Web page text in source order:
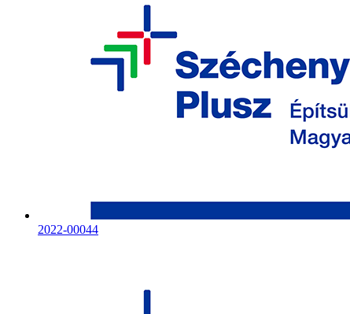
2022-00044